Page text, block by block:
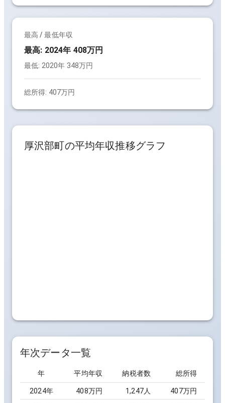
最高 / 最低年収
最高: 2024年 408万円
最低: 2020年 348万円
総所得: 407万円
厚沢部町の平均年収推移グラフ
年次データ一覧
年 平均年収 納税者数 総所得
2024年 408万円 1,247人 407万円